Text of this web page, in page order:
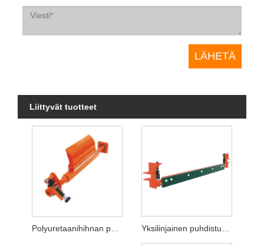
Liittyvät tuotteet
Polyuretaanihihnan puhdistusaine